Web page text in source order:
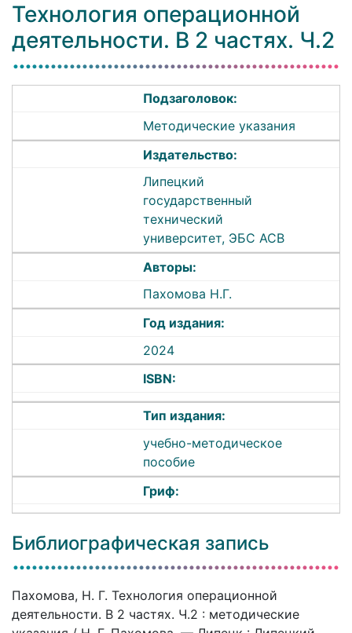
Технология операционной
деятельности. В 2 частях. Ч.2
Подзаголовок:
Методические указания
Издательство:
Липецкий
государственный
технический
университет, ЭБС АСВ
Авторы:
Пахомова Н.Г.
Год издания:
2024
ISBN:
Тип издания:
учебно-методическое
пособие
Гриф:
Библиографическая запись
Пахомова, Н. Г. Технология операционной
деятельности. В 2 частях. Ч.2 : методические